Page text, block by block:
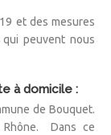
et des mesures
peuvent nous
à domicile :
de Bouquet.
Dans ce